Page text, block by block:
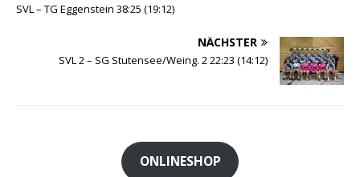
SVL – TG Eggenstein 38:25 (19:12)
NÄCHSTER
SVL 2 – SG Stutensee/Weing. 2 22:23 (14:12)
ONLINESHOP